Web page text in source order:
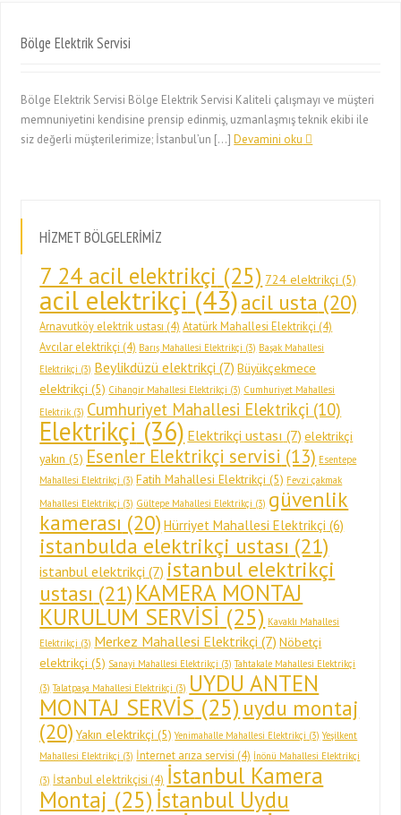
Bölge Elektrik Servisi
Bölge Elektrik Servisi Bölge Elektrik Servisi Kaliteli çalışmayı ve müşteri
memnuniyetini kendisine prensip edinmiş, uzmanlaşmış teknik ekibi ile
siz değerli müşterilerimize; İstanbul’un […]Devamini oku
HİZMET BÖLGELERİMİZ
7 24 acil elektrikçi (25) 724 elektrikçi (5)
acil elektrikçi (43)acil usta (20)
Arnavutköy elektrik ustası (4) Atatürk Mahallesi Elektrikçi (4)
Avcılar elektrikçi (4) Barış Mahallesi Elektrikçi (3) Başak Mahallesi
Elektrikçi (3) Beylikdüzü elektrikçi (7) Büyükçekmece
elektrikçi (5) Cihangir Mahallesi Elektrikçi (3) Cumhuriyet Mahallesi
Elektrik (3) Cumhuriyet Mahallesi Elektrikçi (10)
Elektrikçi (36) Elektrikçi ustası (7) elektrikçi
yakın (5) Esenler Elektrikçi servisi (13) Esentepe
Mahallesi Elektrikçi (3) Fatih Mahallesi Elektrikçi (5) Fevzi çakmak
Mahallesi Elektrikçi (3) Gültepe Mahallesi Elektrikçi (3) güvenlik
kamerası (20) Hürriyet Mahallesi Elektrikçi (6)
istanbulda elektrikçi ustası (21)
istanbul elektrikçi (7) istanbul elektrikçi
ustası (21)KAMERA MONTAJ
KURULUM SERVİSİ (25) Kavaklı Mahallesi
Elektrikçi (3) Merkez Mahallesi Elektrikçi (7) Nöbetçi
elektrikçi (5) Sanayi Mahallesi Elektrikçi (3) Tahtakale Mahallesi Elektrikçi
(3) Talatpaşa Mahallesi Elektrikçi (3) UYDU ANTEN
MONTAJ SERVİS (25) uydu montaj
(20) Yakın elektrikçi (5) Yenimahalle Mahallesi Elektrikçi (3) Yeşilkent
Mahallesi Elektrikçi (3) İnternet arıza servisi (4) İnönü Mahallesi Elektrikçi
(3) İstanbul elektrikçisi (4) İstanbul Kamera
Montaj (25) İstanbul Uydu